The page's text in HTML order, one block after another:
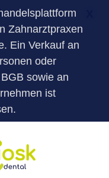
Zahnarztpraxen
Ein Verkauf an
oder
sowie an
ist